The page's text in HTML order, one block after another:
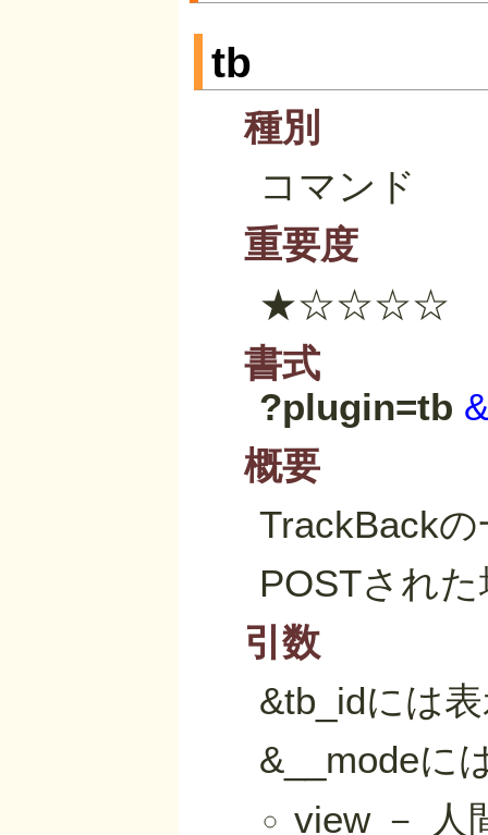
tb
種別
コマンド
重要度
★☆☆☆☆
書式
?plugin=tb
概要
TrackBack
POSTされ
引数
&tb_idには
&__modeに
view － 人